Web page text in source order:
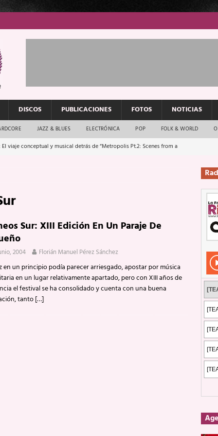
DISCOS PUBLICACIONES FOTOS NOTICIAS
JAZZ & BLUES ELECTRÓNICA POP FOLK & WORLD
El viaje conceptual y musical detrás de “Metropolis Pt.2: Scenes from a
El rock urbano sigue en buenas manos
que van a escucharte te saludan
certificados
ENTREVISTAS
Su ‘aullido’ retumbó ferozmente en Fuengirola.
La historia de Nintendo Vol. 2 PUBLICACIONES
Sur: XIII Edición En Un Paraje De
2004 Florián Manuel Pérez Sánchez
en un principio podía parecer arriesgado, apostar por música
en un lugar relativamente apartado, pero con XIII años de
el festival se ha consolidado y cuenta con una buena
tanto[…]